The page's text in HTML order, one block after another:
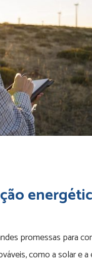
promessas para
como a solar e